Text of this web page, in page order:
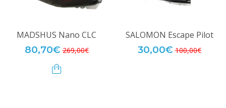
MADSHUS Nano CLC
80,70€ 269,00€
SALOMON Escape Pilot
30,00€ 100,00€